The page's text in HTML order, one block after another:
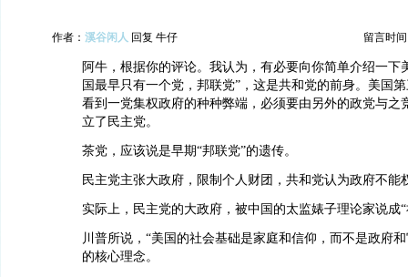
作者： 溪谷闲人 回复 牛仔 留言时间
阿牛，根据你的评论。我认为，有必要向你简单介绍一下
国最早只有一个党，邦联党”，这是共和党的前身。美国
看到一党集权政府的种种弊端，必须要由另外的政党与之
立了民主党。
茶党，应该说是早期“邦联党”的遗传。
民主党主张大政府，限制个人财团，共和党认为政府不能
实际上，民主党的大政府，被中国的太监婊子理论家说成
川普所说，“美国的社会基础是家庭和信仰，而不是政府
的核心理念。